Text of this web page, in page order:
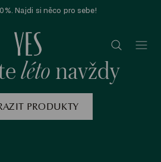
Najdi si něco pro sebe!
léto navždy
PRODUKTY